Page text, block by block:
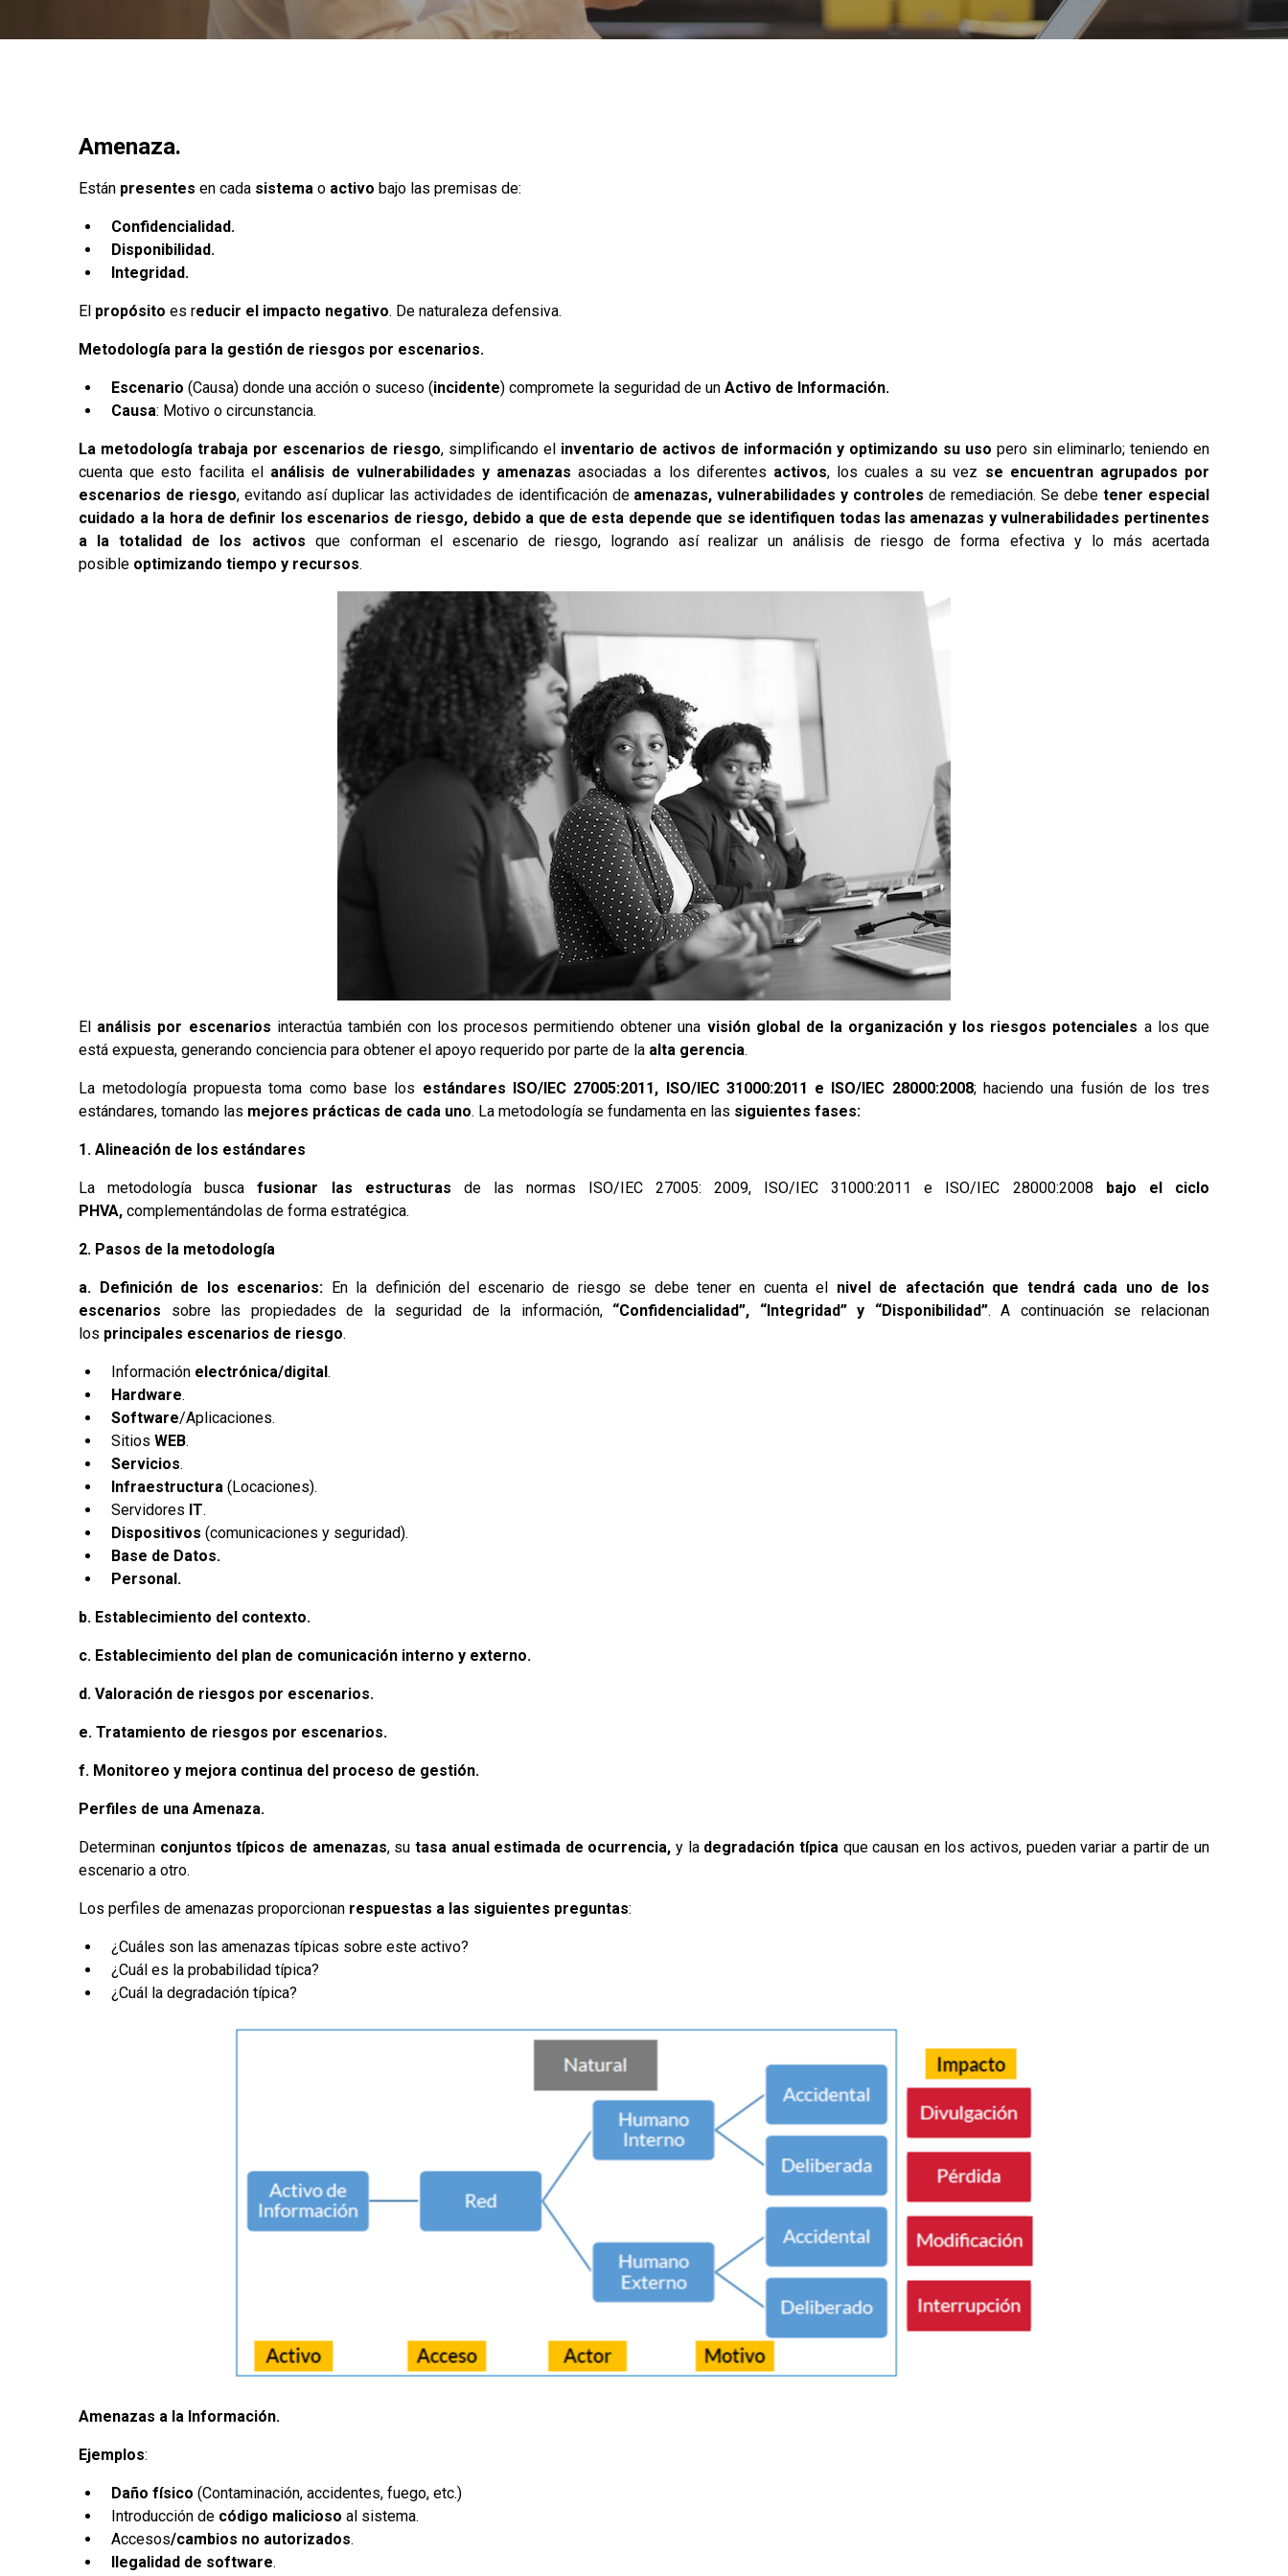
Amenaza.
Están presentes en cada sistema o activo bajo las premisas de:
Confidencialidad.
Disponibilidad.
Integridad.
El propósito es reducir el impacto negativo. De naturaleza defensiva.
Metodología para la gestión de riesgos por escenarios.
Escenario (Causa) donde una acción o suceso (incidente) compromete la seguridad de unActivo de Información.
Causa: Motivo o circunstancia.
La metodología trabaja por escenarios de riesgo, simplificando el inventario de activos de información y optimizando su uso pero sin eliminarlo; teniendo en
cuenta que esto facilita el análisis de vulnerabilidades y amenazas asociadas a los diferentes activos, los cuales a su vez se encuentran agrupados por
escenarios de riesgo, evitando así duplicar las actividades de identificación de amenazas, vulnerabilidades y controles de remediación. Se debe tener especial
cuidado a la hora de definir los escenarios de riesgo, debido a que de esta depende que se identifiquen todas las amenazas y vulnerabilidades pertinentes
a la totalidad de los activos que conforman el escenario de riesgo, logrando así realizar un análisis de riesgo de forma efectiva y lo más acertada
posible optimizando tiempo y recursos.
El análisis por escenarios interactúa también con los procesos permitiendo obtener una visión global de la organización y los riesgos potenciales a los que
está expuesta, generando conciencia para obtener el apoyo requerido por parte de la alta gerencia.
La metodología propuesta toma como base los estándares ISO/IEC 27005:2011, ISO/IEC 31000:2011 e ISO/IEC 28000:2008; haciendo una fusión de los tres
estándares, tomando las mejores prácticas de cada uno. La metodología se fundamenta en las siguientes fases:
1. Alineación de los estándares
La metodología buscafusionar las estructuras de las normas ISO/IEC 27005: 2009, ISO/IEC 31000:2011 e ISO/IEC 28000:2008 bajo el ciclo
PHVA, complementándolas de forma estratégica.
2. Pasos de la metodología
a. Definición de los escenarios: En la definición del escenario de riesgo se debe tener en cuenta el nivel de afectación que tendrá cada uno de los
escenarios sobre las propiedades de la seguridad de la información,“Confidencialidad”, “Integridad” y “Disponibilidad”. A continuación se relacionan
los principales escenarios de riesgo.
Información electrónica/digital.
Hardware.
Software/Aplicaciones.
SitiosWEB.
Servicios.
Infraestructura (Locaciones).
Servidores IT.
Dispositivos (comunicaciones y seguridad).
Base de Datos.
Personal.
b. Establecimiento del contexto.
c. Establecimiento del plan de comunicación interno y externo.
d. Valoración de riesgos por escenarios.
e. Tratamiento de riesgos por escenarios.
f. Monitoreo y mejora continua del proceso de gestión.
Perfiles de una Amenaza.
Determinan conjuntos típicos de amenazas, su tasa anual estimada de ocurrencia, y la degradación típica que causan en los activos, pueden variar a partir de un
escenario a otro.
Los perfiles de amenazas proporcionan respuestas a las siguientes preguntas:
¿Cuáles son las amenazas típicas sobre este activo?
¿Cuál es la probabilidad típica?
¿Cuál la degradación típica?
Amenazas a la Información.
Ejemplos:
Daño físico (Contaminación, accidentes, fuego, etc.)
Introducción de código malicioso al sistema.
Accesos/cambios no autorizados.
Ilegalidad de software.